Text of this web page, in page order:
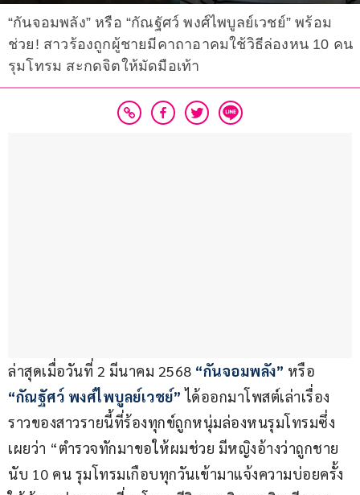
“กันจอมพลัง” หรือ “กัณฐัศว์ พงศ์ไพบูลย์เวชย์” พร้อม
ช่วย! สาวร้องถูกผู้ชายมีคาถาอาคมใช้วิธีล่องหน 10 คน
รุมโทรม สะกดจิตให้มัดมือเท้า
ล่าสุดเมื่อวันที่ 2 มีนาคม 2568 “กันจอมพลัง” หรือ
“กัณฐัศว์ พงศ์ไพบูลย์เวชย์” ได้ออกมาโพสต์เล่าเรื่อง
ราวของสาวรายนี้ที่ร้องทุกข์ถูกหนุ่มล่องหนรุมโทรมซึ่ง
เผยว่า “ตำรวจทักมาขอให้ผมช่วย มีหญิงอ้างว่าถูกชาย
นับ 10 คน รุมโทรมเกือบทุกวันเข้ามาแจ้งความบ่อยครั้ง